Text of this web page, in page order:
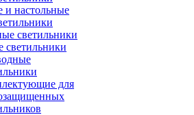
и настольные
светильники
для